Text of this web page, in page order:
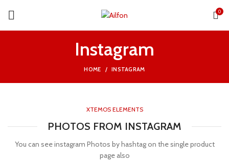
0
Instagram
HOME INSTAGRAM
XTEMOS ELEMENTS
PHOTOS FROM INSTAGRAM
You can see instagram Photos by hashtag on the single product
page also